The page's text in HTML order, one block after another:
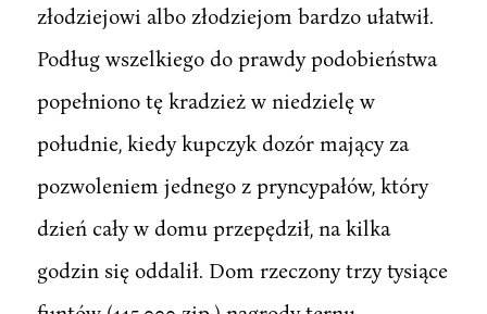
złodziejowi albo złodziejom bardzo ułatwił.
Podług wszelkiego do prawdy podobieństwa
popełniono tę kradzież w niedzielę w
południe, kiedy kupczyk dozór mający za
pozwoleniem jednego z pryncypałów, który
dzień cały w domu przepędził, na kilka
godzin się oddalił. Dom rzeczony trzy tysiące